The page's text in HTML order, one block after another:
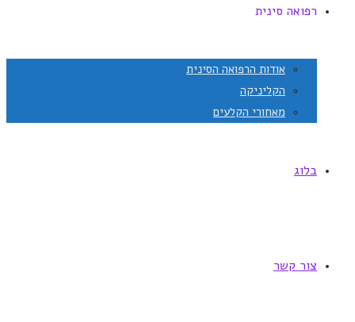
רפואה סינית
אודות הרפואה הסינית
הקליניקה
מאחורי הקלעים
בלוג
צור קשר